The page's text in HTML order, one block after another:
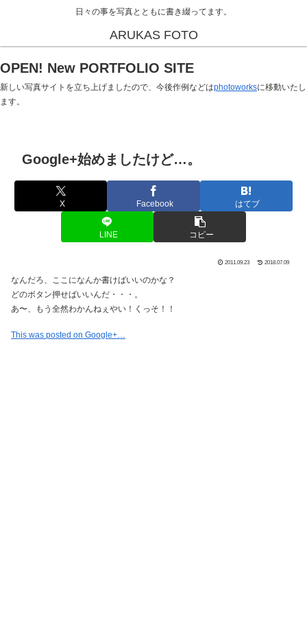
日々の事を写真とともに書き綴ってます。
ARUKAS FOTO
OPEN! New PORTFOLIO SITE
新しい写真サイトを立ち上げましたので、今後作例などはphotoworksに移動いたし
ます。
Google+始めましたけど…。
X Facebook はてブ
LINE コピー
2011.09.23 2018.07.09
なんだろ、ここになんか書けばいいのかな？
どのボタン押せばいいんだ・・・。
あ〜、もう全然わかんねぇやい！くっそ！！
This was posted on Google+…